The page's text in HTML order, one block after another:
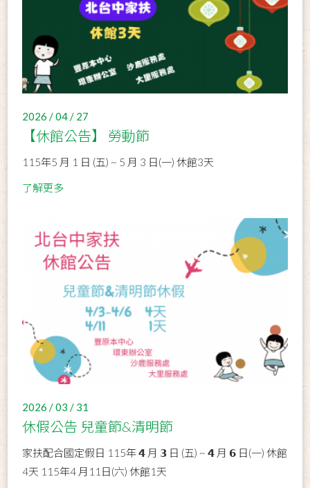
2026 / 04 / 27
【休館公告】 勞動節
115年5 月 1 日 (五) ~ 5 月 3 日(一) 休館3天
了解更多
2026 / 03 / 31
休假公告 兒童節&清明節
家扶配合國定假日 115年 𝟰 月 𝟯 日 (五) ~ 𝟰 月 𝟲 日(一) 休館
4天 115年4 月11日(六) 休館1天